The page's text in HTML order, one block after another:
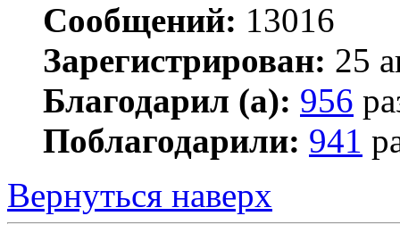
Сообщений: 13016
Зарегистрирован: 25
Благодарил (а): 956
Поблагодарили: 941
Вернуться наверх